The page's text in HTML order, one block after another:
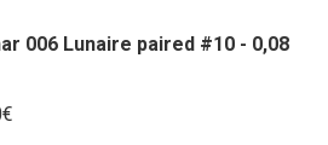
006 Lunaire paired #10 - 0,08
€